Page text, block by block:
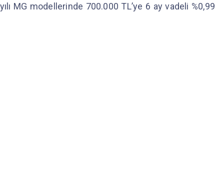
MG modellerinde 700.000 TL’ye 6 ay vadeli %0,99